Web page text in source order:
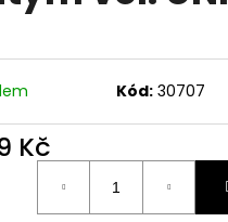
Kód: 30707
Kč